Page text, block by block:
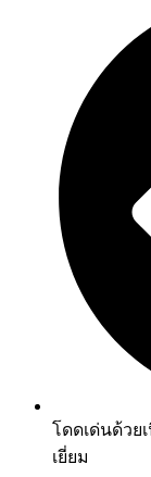
โดดเด่นด้ว
เยี่ยม